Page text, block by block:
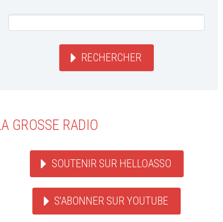
RECHERCHER
GROSSE RADIO
SOUTENIR SUR HELLOASSO
S'ABONNER SUR YOUTUBE